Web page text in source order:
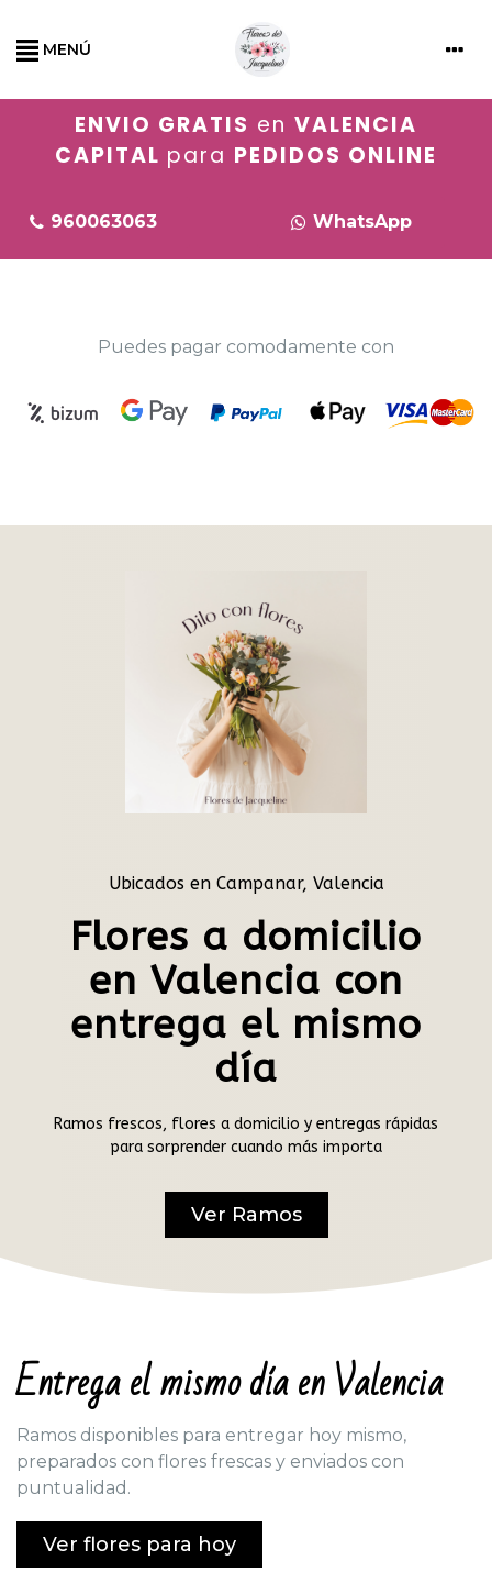
MENÚ
ENVIO GRATIS en VALENCIA
CAPITAL para PEDIDOS ONLINE
960063063 WhatsApp
Puedes pagar comodamente con
Ubicados en Campanar, Valencia
Flores a domicilio
en Valencia con
entrega el mismo
día
Ramos frescos, flores a domicilio y entregas rápidas
para sorprender cuando más importa
Ver Ramos
Entrega el mismo día en Valencia
Ramos disponibles para entregar hoy mismo,
preparados con flores frescas y enviados con
puntualidad.
Ver flores para hoy